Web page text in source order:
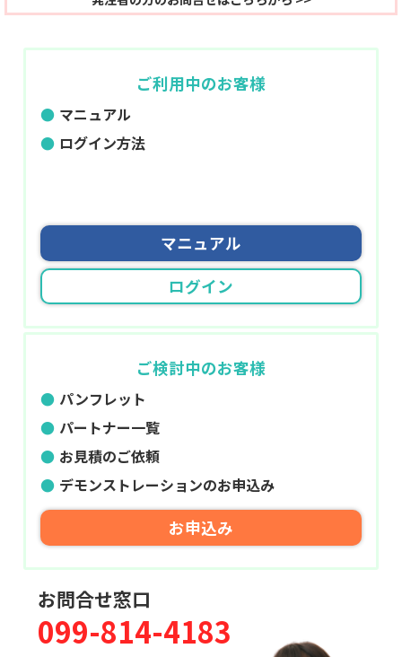
ご利用中のお客様
マニュアル
ログイン方法
マニュアル
ログイン
ご検討中のお客様
パンフレット
パートナー一覧
お見積のご依頼
デモンストレーションのお申込み
お申込み
お問合せ窓口
099-814-4183